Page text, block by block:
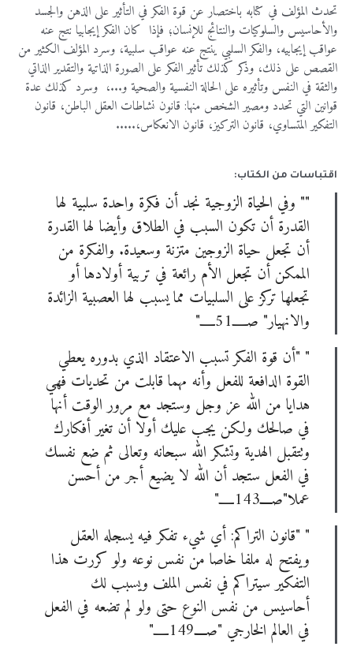
تحدث المؤلف في كتابه باختصار عن قوة الفكر في التأثير على الذهن والجسد
والأحاسيس والسلوكيات والنتائج للإنسان؛ فإذا كان الفكر إيجابيا نتج عنه
عواقب إيجابيه، والفكر السلبي ينتج عنه عواقب سلبية، وسرد المؤلف الكثير من
القصص على ذلك، وذكر كذلك تأثير الفكر على الصورة الذاتية والتقدير الذاتي
والثقة في النفس وتأثيره على الحالة النفسية والصحية و...، وسرد كذلك عدة
قوانين التي تحدد ومصير الشخص منها: قانون نشاطات العقل الباطن، قانون
التفكير المتساوي، قانون التركيز، قانون الانعكاس،.....
اقتباسات من الكتاب:
"" وفي الحياة الزوجية نجد أن فكرة واحدة سلبية لها
القدرة أن تكون السبب في الطلاق وأيضا لها القدرة
أن تجعل حياة الزوجين متزنة وسعيدة. والفكرة من
الممكن أن تجعل الأم رائعة في تربية أولادها أو
تجعلها تركز على السلبيات مما يسبب لها العصبية الزائدة
والانهيار" صـــــ51ـــــ"
" "أن قوة الفكر تسبب الاعتقاد الذي بدوره يعطي
القوة الدافعة للفعل وأنه مهما قابلت من تحديات فهي
هدايا من الله عز وجل وستجد مع مرور الوقت أنها
في صالحك ولكن يجب عليك أولا أن تغير أفكارك
وتتقبل الهدية وتشكر الله سبحانه وتعالى ثم ضع نفسك
في الفعل ستجد أن الله لا يضيع أجر من أحسن
عملا"صــــ143ـــــ"
" "قانون التراكم: أي شيء تفكر فيه يسجله العقل
ويفتح له ملفا خاصا من نفس نوعه ولو كررت هذا
التفكير سيتراكم في نفس الملف ويسبب لك
أحاسيس من نفس النوع حتى ولو لم تضعه في الفعل
في العالم الخارجي "صــــ149ـــــ"